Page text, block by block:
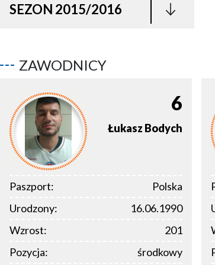
SEZON 2015/2016
ZAWODNICY
6
Łukasz Bodych
Paszport:
Polska
Urodzony:
16.06.1990
Wzrost:
201
Pozycja:
środkowy